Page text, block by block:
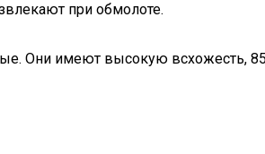
при обмолоте.
Они имеют высокую всхожесть,